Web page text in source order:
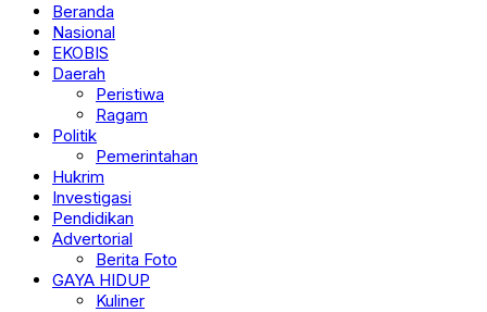
Beranda
Nasional
EKOBIS
Daerah
Peristiwa
Ragam
Politik
Pemerintahan
Hukrim
Investigasi
Pendidikan
Advertorial
Berita Foto
GAYA HIDUP
Kuliner